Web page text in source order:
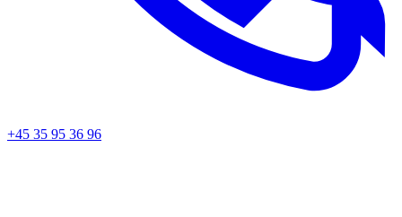
+45 35 95 36 96